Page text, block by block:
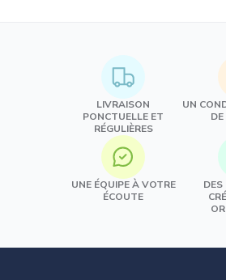
LIVRAISON
PONCTUELLE ET
RÉGULIÈRES
UN
UNE ÉQUIPE À VOTRE
ÉCOUTE
DES